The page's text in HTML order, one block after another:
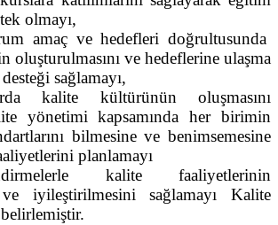
olmayı,
amaç ve hedefleri doğrultusunda
oluşturulmasını ve hedeflerine ulaşma
sağlamayı,
kalite kültürünün oluşmasını
yönetimi kapsamında her birimin
bilmesine ve benimsemesine
planlamayı
kalite faaliyetlerinin
iyileştirilmesini sağlamayı Kalite